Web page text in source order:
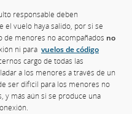
responsable deben
el vuelo haya salido, por si se
de menores no acompañados no
ni para vuelos de código
cargo de todas las
a los menores a través de un
ser difícil para los menores no
y más aún si se produce una